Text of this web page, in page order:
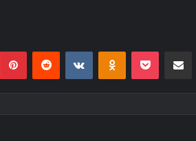
PinterestReddit VKontakteOdnoklassniki
Pocket